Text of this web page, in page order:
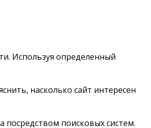
Используя определенный
насколько сайт интересен
посредством поисковых систем.